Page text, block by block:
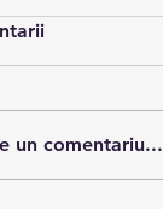
un comentariu...